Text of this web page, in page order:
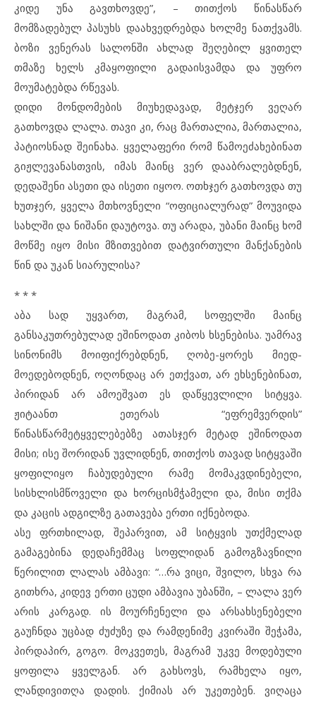
კიდე უნა გავთხოვდე”, – თითქოს წინასწარ
მომზადებულ პასუხს დაახვედრებდა ხოლმე ნათქვამს.
ბოზი ვენერას სალონში ახლად შეღებილ ყვითელ
თმაზე ხელს კმაყოფილი გადაისვამდა და უფრო
მოუმატებდა რწევას.
დიდი მონდომების მიუხედავად, მეტჯერ ვეღარ
გათხოვდა ლალა. თავი კი, რაც მართალია, მართალია,
პატიოსნად შეინახა. ყველაფერი რომ წამოეძახებინათ
გიჟლევანასთვის, იმას მაინც ვერ დააბრალებდნენ,
დედაშენი ასეთი და ისეთი იყოო. ოთხჯერ გათხოვდა თუ
ხუთჯერ, ყველა მთხოვნელი “ოფიციალურად” მოუვიდა
სახლში და ნიშანი დაუტოვა. თუ არადა, უბანი მაინც ხომ
მოწმე იყო მისი მზითვებით დატვირთული მანქანების
წინ და უკან სიარულისა?
* * *
აბა სად უყვართ, მაგრამ, სოფელში მაინც
განსაკუთრებულად ეშინოდათ კიბოს ხსენებისა. უამრავ
სინონიმს მოიფიქრებდნენ, ღობე-ყორეს მიედ-
მოედებოდნენ, ოღონდაც არ ეთქვათ, არ ეხსენებინათ,
პირიდან არ ამოეშვათ ეს დაწყევლილი სიტყვა.
ჟიტაანთ ეთერას “ეფრემვერდის”
წინასწარმეტყველებებზე ათასჯერ მეტად ეშინოდათ
მისი; ისე შორიდან უვლიდნენ, თითქოს თავად სიტყვაში
ყოფილიყო ჩაბუდებული რამე მომაკვდინებელი,
სისხლისმწოველი და ხორცისმჭამელი და, მისი თქმა
და კაცის ადგილზე გათავება ერთი იქნებოდა.
ასე ფრთხილად, შეპარვით, ამ სიტყვის უთქმელად
გამაგებინა დედაჩემმაც სოფლიდან გამოგზავნილი
წერილით ლალას ამბავი: “…რა ვიცი, შვილო, სხვა რა
გითხრა, კიდევ ერთი ცუდი ამბავია უბანში, – ლალა ვერ
არის კარგად. ის მოურჩენელი და არსახსენებელი
გაუჩნდა უცბად ძუძუზე და რამდენიმე კვირაში შეჭამა,
პირდაპირ, გოგო. მოკვეთეს, მაგრამ უკვე მოდებული
ყოფილა ყველგან. არ გახსოვს, რამხელა იყო,
ლანდივითღა დადის. ქიმიას არ უკეთებენ. ვიღაცა